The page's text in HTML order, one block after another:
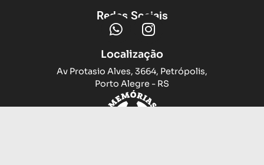
Redes Sociais
Localização
Av Protasio Alves, 3664, Petrópolis,
Porto Alegre - RS